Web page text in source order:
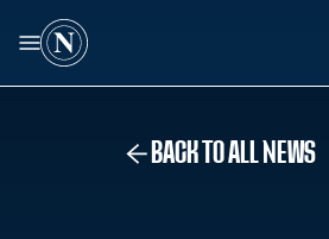
BACK TO ALL NEWS